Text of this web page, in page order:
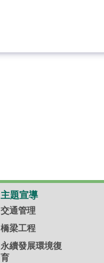
主題宣導
交通管理
橋梁工程
永續發展環境復
育